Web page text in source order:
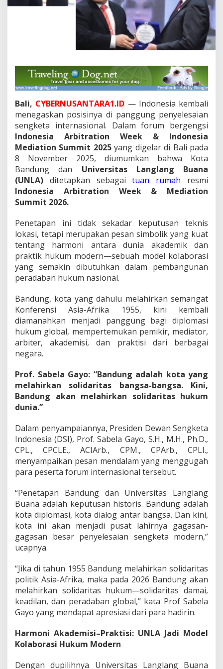
i
a
r
a
t
i
o
d
i
T
a
n
M
e
a
n
g
Bali, CYBERNUSANTARA1.ID — Indonesia kembali
menegaskan posisinya di panggung penyelesaian
sengketa internasional. Dalam forum bergengsi
Indonesia Arbitration Week & Indonesia
Mediation Summit 2025yang digelar di Bali pada
8 November 2025, diumumkan bahwa Kota
Bandung dan Universitas Langlang Buana
(UNLA) ditetapkan sebagaituan rumah resmi
Indonesia Arbitration Week & Mediation
Summit 2026.
Penetapan ini tidak sekadar keputusan teknis
lokasi, tetapi merupakan pesan simbolik yang kuat
tentang harmoni antara dunia akademik dan
praktik hukum modern—sebuah model kolaborasi
yang semakin dibutuhkan dalam pembangunan
peradaban hukum nasional.
Bandung, kota yang dahulu melahirkan semangat
Konferensi Asia-Afrika 1955, kini kembali
diamanahkan menjadi panggung bagi diplomasi
hukum global, mempertemukan pemikir, mediator,
arbiter, akademisi, dan praktisi dari berbagai
negara.
Prof. Sabela Gayo: “Bandung adalah kota yang
melahirkan solidaritas bangsa-bangsa. Kini,
Bandung akan melahirkan solidaritas hukum
dunia.”
Dalam penyampaiannya, Presiden Dewan Sengketa
Indonesia (DSI), Prof. Sabela Gayo, S.H., M.H., Ph.D.,
CPL., CPCLE., ACIArb., CPM., CPArb., CPLI.,
menyampaikan pesan mendalam yang menggugah
para peserta forum internasional tersebut.
“Penetapan Bandung dan Universitas Langlang
Buana adalah keputusan historis. Bandung adalah
kota diplomasi, kota dialog antar bangsa. Dan kini,
kota ini akan menjadi pusat lahirnya gagasan-
gagasan besar penyelesaian sengketa modern,”
ucapnya.
“Jika di tahun 1955 Bandung melahirkan solidaritas
politik Asia-Afrika, maka pada 2026 Bandung akan
melahirkan solidaritas hukum—solidaritas damai,
keadilan, dan peradaban global,” kata Prof Sabela
Gayo yang mendapat apresiasi dari para hadirin.
Harmoni Akademisi–Praktisi: UNLA Jadi Model
Kolaborasi Hukum Modern
Dengan dupilihnya Universitas Langlang Buana